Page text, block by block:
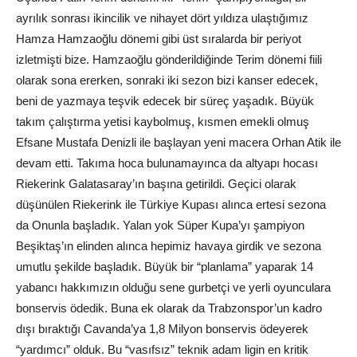
ayrılık sonrası ikincilik ve nihayet dört yıldıza ulaştığımız
Hamza Hamzaoğlu dönemi gibi üst sıralarda bir periyot
izletmişti bize. Hamzaoğlu gönderildiğinde Terim dönemi fiili
olarak sona ererken, sonraki iki sezon bizi kanser edecek,
beni de yazmaya teşvik edecek bir süreç yaşadık. Büyük
takım çalıştırma yetisi kaybolmuş, kısmen emekli olmuş
Efsane Mustafa Denizli ile başlayan yeni macera Orhan Atik ile
devam etti. Takıma hoca bulunamayınca da altyapı hocası
Riekerink Galatasaray’ın başına getirildi. Geçici olarak
düşünülen Riekerink ile Türkiye Kupası alınca ertesi sezona
da Onunla başladık. Yalan yok Süper Kupa’yı şampiyon
Beşiktaş’ın elinden alınca hepimiz havaya girdik ve sezona
umutlu şekilde başladık. Büyük bir “planlama” yaparak 14
yabancı hakkımızın olduğu sene gurbetçi ve yerli oyunculara
bonservis ödedik. Buna ek olarak da Trabzonspor’un kadro
dışı bıraktığı Cavanda’ya 1,8 Milyon bonservis ödeyerek
“yardımcı” olduk. Bu “vasıfsız” teknik adam ligin en kritik